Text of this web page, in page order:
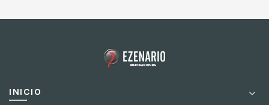
INICIO